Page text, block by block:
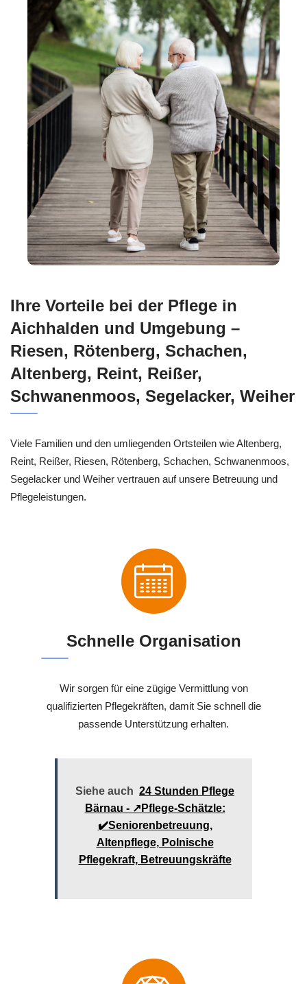
Ihre Vorteile bei der Pflege in
Aichhalden und Umgebung –
Riesen, Rötenberg, Schachen,
Altenberg, Reint, Reißer,
Schwanenmoos, Segelacker, Weiher
Viele Familien und den umliegenden Ortsteilen wie Altenberg,
Reint, Reißer, Riesen, Rötenberg, Schachen, Schwanenmoos,
Segelacker und Weiher vertrauen auf unsere Betreuung und
Pflegeleistungen.
Schnelle Organisation
Wir sorgen für eine zügige Vermittlung von
qualifizierten Pflegekräften, damit Sie schnell die
passende Unterstützung erhalten.
Siehe auch 24 Stunden Pflege
Bärnau - ↗️Pflege-Schätzle:
✔️Seniorenbetreuung,
Altenpflege, Polnische
Pflegekraft, Betreuungskräfte